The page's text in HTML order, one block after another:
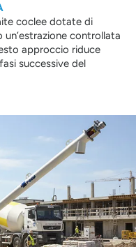
coclee dotate di
controllata
approccio riduce
successive del